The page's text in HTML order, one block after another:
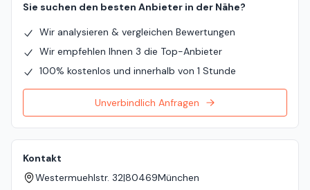
Sie suchen den besten Anbieter in der Nähe?
Wir analysieren & vergleichen Bewertungen
Wir empfehlen Ihnen 3 die Top-Anbieter
100% kostenlos und innerhalb von 1 Stunde
Unverbindlich Anfragen
Kontakt
Westermuehlstr. 32|80469München